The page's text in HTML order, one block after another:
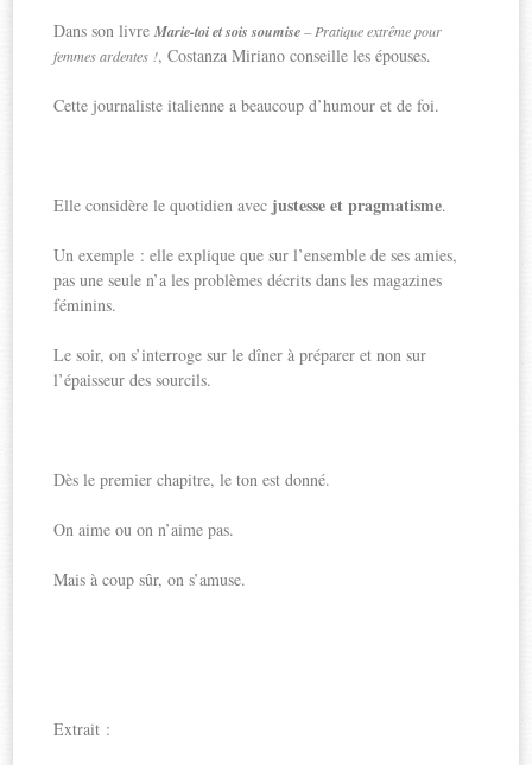
Dans son livreMarie-toi et sois soumise– Pratique extrême pour
femmes ardentes !, Costanza Miriano conseille les épouses.
Cette journaliste italienne a beaucoup d’humour et de foi.
Elle considère le quotidien avec justesse et pragmatisme.
Un exemple : elle explique que sur l’ensemble de ses amies,
pas une seule n’a les problèmes décrits dans les magazines
féminins.
Le soir, on s’interroge sur le dîner à préparer et non sur
l’épaisseur des sourcils.
Dès le premier chapitre, le ton est donné.
On aime ou on n’aime pas.
Mais à coup sûr, on s’amuse.
Extrait :